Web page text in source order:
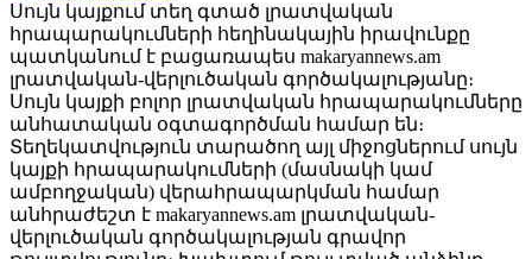
Սույն կայքում տեղ գտած լրատվական
հրապարակումների հեղինակային իրավունքը
պատկանում է բացառապես makaryannews.am
լրատվական-վերլուծական գործակալությանը։
Սույն կայքի բոլոր լրատվական հրապարակումները
անհատական օգտագործման համար են։
Տեղեկատվություն տարածող այլ միջոցներում սույն
կայքի հրապարակումների (մասնակի կամ
ամբողջական) վերահրապարկման համար
անհրաժեշտ է makaryannews.am լրատվական-
վերլուծական գործակալության գրավոր